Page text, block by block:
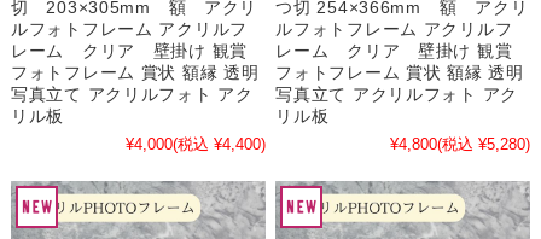
切 203×305mm 額 アクリ
ルフォトフレーム アクリルフ
レーム クリア 壁掛け 観賞
フォトフレーム 賞状 額縁 透明
写真立て アクリルフォト アク
リル板
¥4,000(税込 ¥4,400)
つ切 254×366mm 額 アクリ
ルフォトフレーム アクリルフ
レーム クリア 壁掛け 観賞
フォトフレーム 賞状 額縁 透明
写真立て アクリルフォト アク
リル板
¥4,800(税込 ¥5,280)